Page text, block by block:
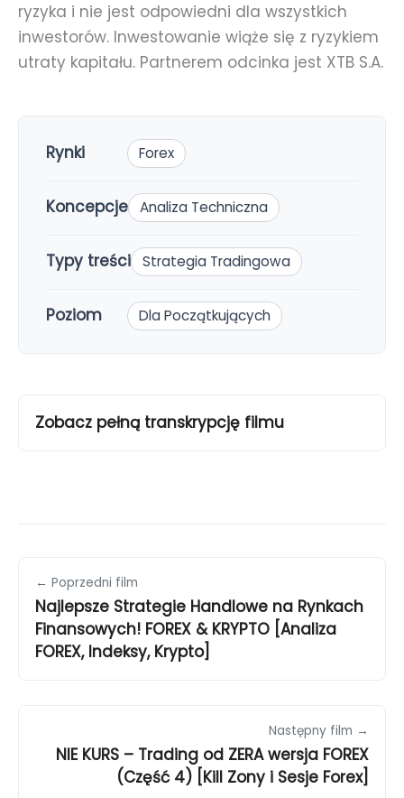
ryzyka i nie jest odpowiedni dla wszystkich
inwestorów. Inwestowanie wiąże się z ryzykiem
utraty kapitału. Partnerem odcinka jest XTB S.A.
Rynki Forex
Koncepcje Analiza Techniczna
Typy treści Strategia Tradingowa
Poziom Dla Początkujących
Zobacz pełną transkrypcję filmu
← Poprzedni film
Najlepsze Strategie Handlowe na Rynkach
Finansowych! FOREX & KRYPTO [Analiza
FOREX, Indeksy, Krypto]
Następny film →
NIE KURS – Trading od ZERA wersja FOREX
(Część 4) [Kill Zony i Sesje Forex]